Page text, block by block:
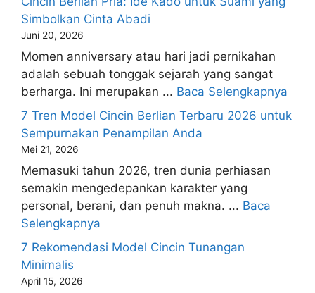
Simbolkan Cinta Abadi
Juni 20, 2026
Momen anniversary atau hari jadi pernikahan
adalah sebuah tonggak sejarah yang sangat
berharga. Ini merupakan ... Baca Selengkapnya
7 Tren Model Cincin Berlian Terbaru 2026 untuk
Sempurnakan Penampilan Anda
Mei 21, 2026
Memasuki tahun 2026, tren dunia perhiasan
semakin mengedepankan karakter yang
personal, berani, dan penuh makna. ... Baca
Selengkapnya
7 Rekomendasi Model Cincin Tunangan
Minimalis
April 15, 2026